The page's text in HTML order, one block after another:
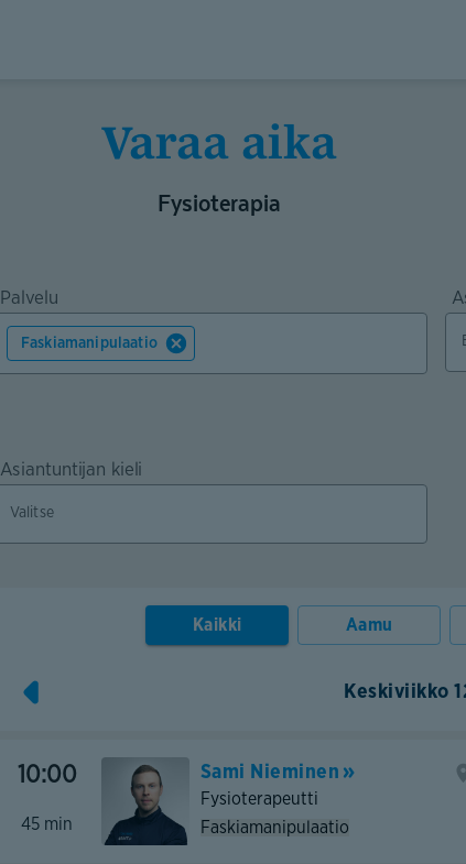
Varaa aika
Fysioterapia
Palvelu
Faskiamanipulaatio
Asiantuntijan kieli
Kaikki Aamu
Keskiviikko
10:00
45 min
Sami Nieminen
Fysioterapeutti
Faskiamanipulaatio